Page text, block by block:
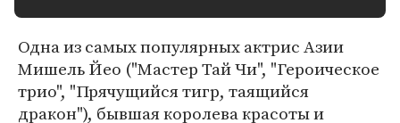
Одна из самых популярных актрис Азии
Мишель Йео ("Мастер Тай Чи", "Героическое
трио", "Прячущийся тигр, таящийся
дракон"), бывшая королева красоты и